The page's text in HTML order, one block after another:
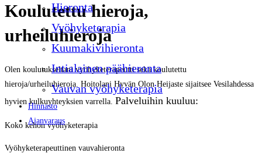
Hieronta
Vyöhyketerapia
Kuumakivihieronta
Intialainen päähieronta
Vauvan vyöhyketerapia
Hinnasto
Ajanvaraus
Koulutettu hieroja,
urheiluhieroja
Olen koulutukseltani vyöhyketerapeutti sekä koulutettu
hieroja/urheiluhieroja. Hoitolani Hyvän Olon Heijaste sijaitsee Vesilahdessa
hyvien kulkuyhteyksien varrella. Palveluihin kuuluu:
Koko kehon vyöhyketerapia
Vyöhyketerapeuttinen vauvahieronta